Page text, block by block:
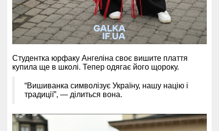
Студентка юрфаку Ангеліна своє вишите плаття
купила ще в школі. Тепер одягає його щороку.
“Вишиванка символізує Україну, нашу націю і
традиції”, — ділиться вона.